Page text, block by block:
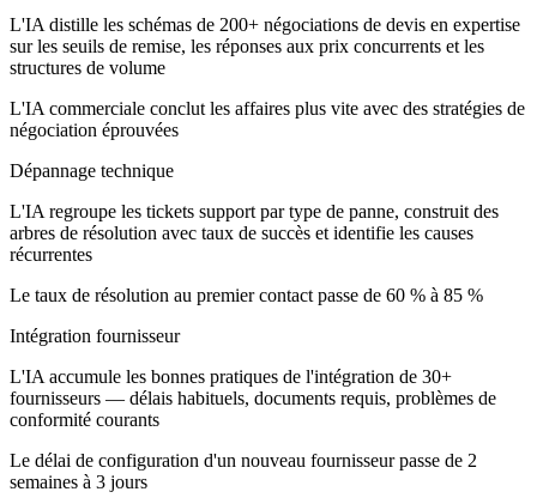
L'IA distille les schémas de 200+ négociations de devis en expertise
sur les seuils de remise, les réponses aux prix concurrents et les
structures de volume
L'IA commerciale conclut les affaires plus vite avec des stratégies de
négociation éprouvées
Dépannage technique
L'IA regroupe les tickets support par type de panne, construit des
arbres de résolution avec taux de succès et identifie les causes
récurrentes
Le taux de résolution au premier contact passe de 60 % à 85 %
Intégration fournisseur
L'IA accumule les bonnes pratiques de l'intégration de 30+
fournisseurs — délais habituels, documents requis, problèmes de
conformité courants
Le délai de configuration d'un nouveau fournisseur passe de 2
semaines à 3 jours